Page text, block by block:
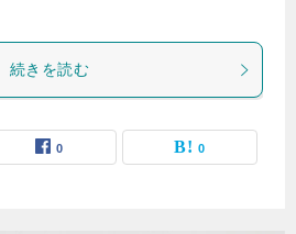
続きを読む
0 0